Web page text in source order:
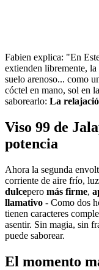
Fabien explica: "En
extienden libremente,
suelo arenoso... como
cóctel en mano, sol en
saborearlo: La
Viso 99 de
potencia
Ahora la segunda
corriente de aire frío,
dulcepero más firme,
llamativo - Como dos
tienen caracteres
asentir. Sin magia, sin
puede saborear.
El momento